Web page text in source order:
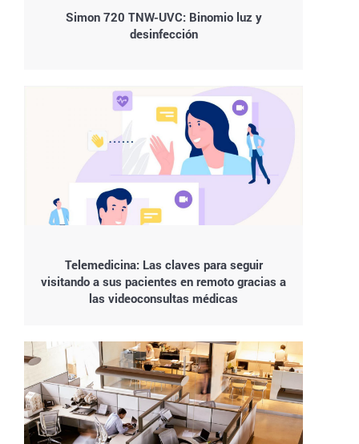
Simon 720 TNW-UVC: Binomio luz y
desinfección
Telemedicina: Las claves para seguir
visitando a sus pacientes en remoto gracias a
las videoconsultas médicas